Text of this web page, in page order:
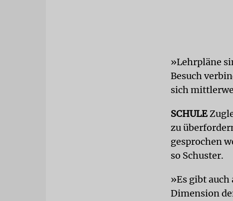
»Lehrpläne
Besuch
sich
SCHULE
zu
gesprochen
so Schuster.
»Es gibt
Dimension